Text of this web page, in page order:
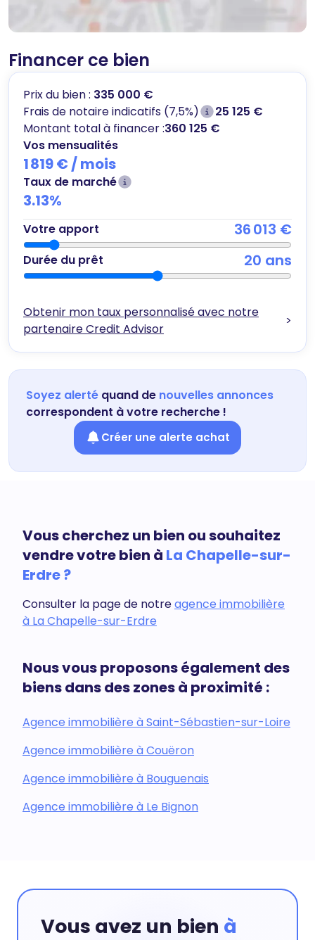
Financer ce bien
Prix du bien : 335 000 €
Frais de notaire indicatifs (7,5%)
25 125 €
Montant total à financer :360 125 €
Vos mensualités
1 819 € / mois
Taux de marché
3.13%
Votre apport 36 013 €
Durée du prêt 20 ans
Obtenir mon taux personnalisé avec notre
partenaire Credit Advisor
>
Soyez alerté quand de nouvelles annonces
correspondent à votre recherche !
Créer une alerte achat
Vous cherchez un bien ou souhaitez
vendre votre bien à La Chapelle-sur-
Erdre ?
Consulter la page de notreagence immobilière
à La Chapelle-sur-Erdre
Nous vous proposons également des
biens dans des zones à proximité :
Agence immobilière à Saint-Sébastien-sur-Loire
Agence immobilière à Couëron
Agence immobilière à Bouguenais
Agence immobilière à Le Bignon
Vous avez un bien à